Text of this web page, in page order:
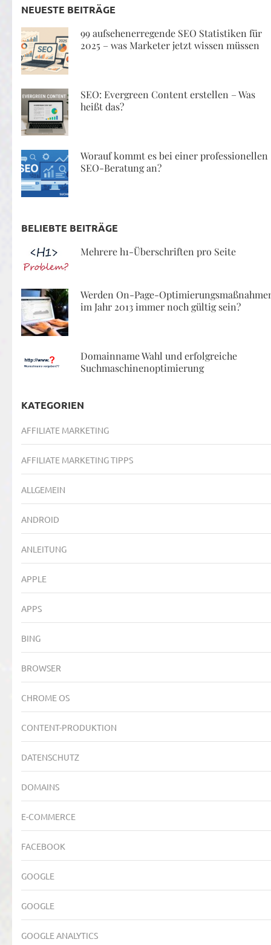
NEUESTE BEITRÄGE
99 aufsehenerregende SEO Statistiken für
2025 – was Marketer jetzt wissen müssen
SEO: Evergreen Content erstellen – Was
heißt das?
Worauf kommt es bei einer professionellen
SEO-Beratung an?
BELIEBTE BEITRÄGE
Mehrere h1-Überschriften pro Seite
Werden On-Page-
im Jahr 2013 immer noch gültig sein?
Domainname Wahl und erfolgreiche
Suchmaschinenoptimierung
KATEGORIEN
AFFILIATE MARKETING
AFFILIATE MARKETING TIPPS
ALLGEMEIN
ANDROID
ANLEITUNG
APPLE
APPS
BING
BROWSER
CHROME OS
CONTENT-PRODUKTION
DATENSCHUTZ
DOMAINS
E-COMMERCE
FACEBOOK
GOOGLE
GOOGLE
GOOGLE ANALYTICS